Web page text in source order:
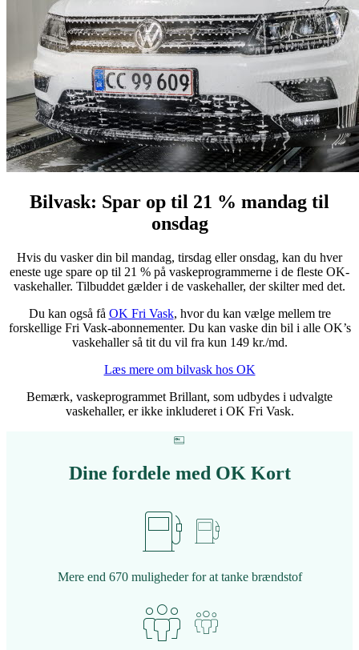
Bilvask: Spar op til 21 % mandag til
onsdag
Hvis du vasker din bil mandag, tirsdag eller onsdag, kan du hver
eneste uge spare op til 21 % på vaskeprogrammerne i de fleste OK-
vaskehaller. Tilbuddet gælder i de vaskehaller, der skilter med det.
Du kan også få OK Fri Vask, hvor du kan vælge mellem tre
forskellige Fri Vask-abonnementer. Du kan vaske din bil i alle OK’s
vaskehaller så tit du vil fra kun 149 kr./md.
Læs mere om bilvask hos OK
Bemærk, vaskeprogrammet Brillant, som udbydes i udvalgte
vaskehaller, er ikke inkluderet i OK Fri Vask.
Dine fordele med OK Kort
Mere end 670 muligheder for at tanke brændstof